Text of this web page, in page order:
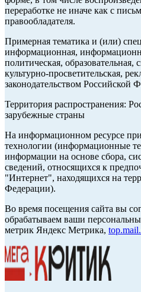
переработке не иначе как с
правообладателя.
Примерная тематика и (или)
информационная,
политическая, образовательная,
культурно-просветительская,
законодательством Российской
Территория распространения:
зарубежные страны
На информационном ресурсе
технологии (информационные
информации на основе сбора,
сведений, относящихся к
"Интернет", находящихся на
Федерации).
Во время посещения сайта вы
обрабатываем ваши
метрик Яндекс Метрика,